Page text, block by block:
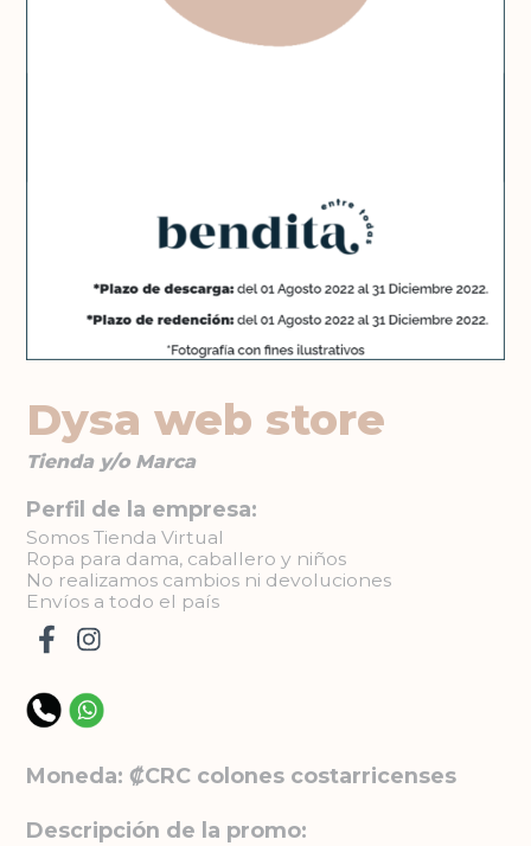
Dysa web store
Tienda y/o Marca
Perfil de la empresa:
Somos Tienda Virtual
Ropa para dama, caballero y niños
No realizamos cambios ni devoluciones
Envíos a todo el país
Moneda: ₡CRC colones costarricenses
Descripción de la promo: